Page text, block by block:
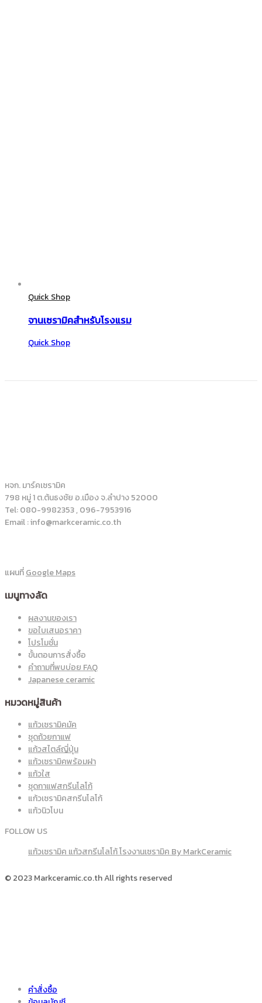
Quick Shop
จานเซรามิคสำหรับโรงแรม
Quick Shop
หจก. มาร์คเซรามิค
798 หมู่ 1 ต.ต้นธงชัย อ.เมือง จ.ลำปาง 52000
Tel: 080-9982353 , 096-7953916
Email : info@markceramic.co.th
แผนที่Google Maps
เมนูทางลัด
ผลงานของเรา
ขอใบเสนอราคา
โปรโมชั่น
ขั้นตอนการสั่งซื้อ
คำถามที่พบบ่อย FAQ
Japanese ceramic
หมวดหมู่สินค้า
แก้วเซรามิคมัค
ชุดถ้วยกาแฟ
แก้วสไตล์ญี่ปุ่น
แก้วเซรามิคพร้อมฝา
แก้วใส
ชุดกาแฟสกรีนโลโก้
แก้วเซรามิคสกรีนโลโก้
แก้วนิวโบน
FOLLOW US
แก้วเซรามิค แก้วสกรีนโลโก้ โรงงานเซรามิค By MarkCeramic
© 2023 Markceramic.co.th All rights reserved
คำสั่งซื้อ